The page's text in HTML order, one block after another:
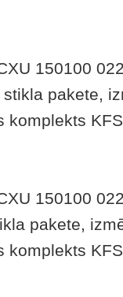
150100
pakete,
komplekts
150100
pakete,
komplekts